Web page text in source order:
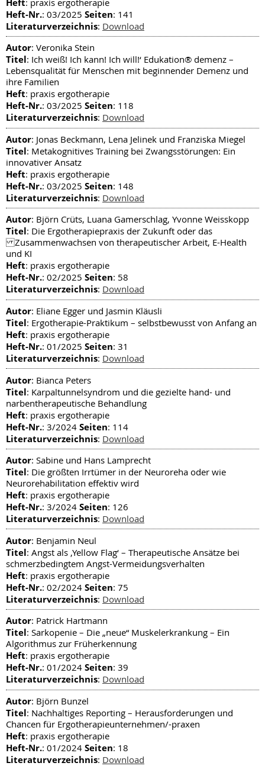
: praxis ergotherapie
Heft-Nr.: 03/2025 Seiten: 141
Literaturverzeichnis: Download
Autor: Veronika Stein
Titel: Ich weiß! Ich kann! Ich will!‘ Edukation® demenz –
Lebensqualität für Menschen mit beginnender Demenz und
ihre Familien
Heft: praxis ergotherapie
Heft-Nr.: 03/2025 Seiten: 118
Literaturverzeichnis: Download
Autor: Jonas Beckmann, Lena Jelinek und Franziska Miegel
Titel: Metakognitives Training bei Zwangsstörungen: Ein
innovativer Ansatz
Heft: praxis ergotherapie
Heft-Nr.: 03/2025 Seiten: 148
Literaturverzeichnis: Download
Autor: Björn Crüts, Luana Gamerschlag, Yvonne Weisskopp
Titel: Die Ergotherapiepraxis der Zukunft oder das
Zusammenwachsen von therapeutischer Arbeit, E-Health
und KI
Heft: praxis ergotherapie
Heft-Nr.: 02/2025 Seiten: 58
Literaturverzeichnis: Download
Autor: Eliane Egger und Jasmin Kläusli
Titel: Ergotherapie-Praktikum – selbstbewusst von Anfang an
Heft: praxis ergotherapie
Heft-Nr.: 01/2025 Seiten: 31
Literaturverzeichnis: Download
Autor: Bianca Peters
Titel: Karpaltunnelsyndrom und die gezielte hand- und
narbentherapeutische Behandlung
Heft: praxis ergotherapie
Heft-Nr.: 3/2024 Seiten: 114
Literaturverzeichnis: Download
Autor: Sabine und Hans Lamprecht
Titel: Die größten Irrtümer in der Neuroreha oder wie
Neurorehabilitation effektiv wird
Heft: praxis ergotherapie
Heft-Nr.: 3/2024 Seiten: 126
Literaturverzeichnis: Download
Autor: Benjamin Neul
Titel: Angst als ‚Yellow Flag‘ – Therapeutische Ansätze bei
schmerzbedingtem Angst-Vermeidungsverhalten
Heft: praxis ergotherapie
Heft-Nr.: 02/2024 Seiten: 75
Literaturverzeichnis: Download
Autor: Patrick Hartmann
Titel: Sarkopenie – Die „neue“ Muskelerkrankung – Ein
Algorithmus zur Früherkennung
Heft: praxis ergotherapie
Heft-Nr.: 01/2024 Seiten: 39
Literaturverzeichnis: Download
Autor: Björn Bunzel
Titel: Nachhaltiges Reporting – Herausforderungen und
Chancen für Ergotherapieunternehmen/-praxen
Heft: praxis ergotherapie
Heft-Nr.: 01/2024 Seiten: 18
Literaturverzeichnis: Download